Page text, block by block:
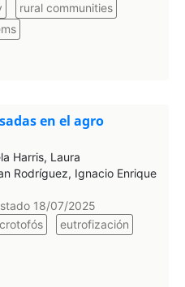
rural communities
en el agro
Harris, Laura
Rodríguez, Ignacio Enrique
18/07/2025
eutrofización